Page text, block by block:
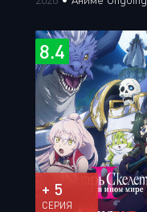
8.4
+ 5
СЕРИЯ